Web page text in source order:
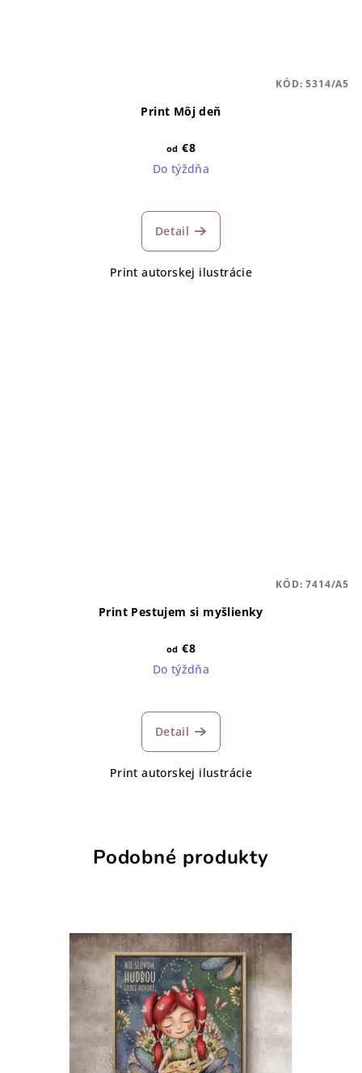
Print Môj deň
od €8
Do týždňa
Detail
Print autorskej ilustrácie
KÓD:5314/A5
Print Pestujem si myšlienky
od €8
Do týždňa
Detail
Print autorskej ilustrácie
KÓD:7414/A5
Podobné produkty